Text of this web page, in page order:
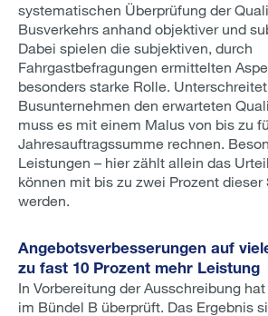
systematischen Überprüfung der
Busverkehrs anhand objektiver und
Dabei spielen die subjektiven, durch
Fahrgastbefragungen ermittelten
besonders starke Rolle.
Busunternehmen den erwarteten
muss es mit einem Malus von bis zu
Jahresauftragssumme rechnen.
Leistungen – hier zählt allein das
können mit bis zu zwei Prozent
werden.
Angebotsverbesserungen auf
zu fast 10 Prozent mehr Leistung
In Vorbereitung der Ausschreibung
im Bündel B überprüft. Das Ergebnis